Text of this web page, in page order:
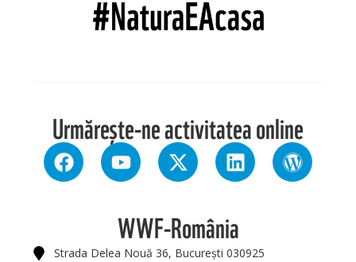
Urmărește-ne activitatea online
WWF-România
Strada Delea Nouă 36, București 030925